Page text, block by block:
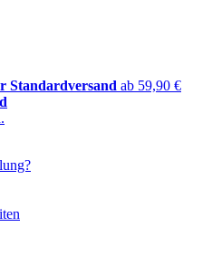
Standardversand ab 59,90 €